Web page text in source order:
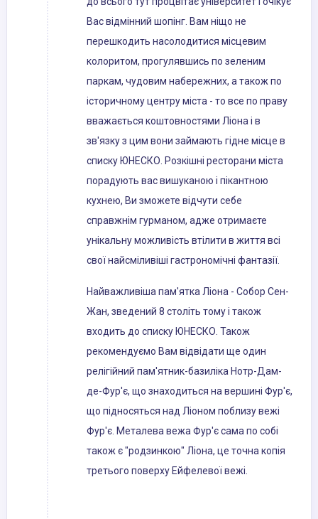
Вас відмінний шопінг. Вам ніщо не
перешкодить насолодитися місцевим
колоритом, прогулявшись по зеленим
паркам, чудовим набережних, а також по
історичному центру міста - то все по праву
вважається коштовностями Ліона і в
зв'язку з цим вони займають гідне місце в
списку ЮНЕСКО. Розкішні ресторани міста
порадують вас вишуканою і пікантною
кухнею, Ви зможете відчути себе
справжнім гурманом, адже отримаєте
унікальну можливість втілити в життя всі
свої найсміливіші гастрономічні фантазії.
Найважливіша пам'ятка Ліона - Собор Сен-
Жан, зведений 8 століть тому і також
входить до списку ЮНЕСКО. Також
рекомендуємо Вам відвідати ще один
релігійний пам'ятник-базиліка Нотр-Дам-
де-Фур'є, що знаходиться на вершині Фур'є,
що підносяться над Ліоном поблизу вежі
Фур'є. Металева вежа Фур'є сама по собі
також є "родзинкою" Ліона, це точна копія
третього поверху Ейфелевої вежі.